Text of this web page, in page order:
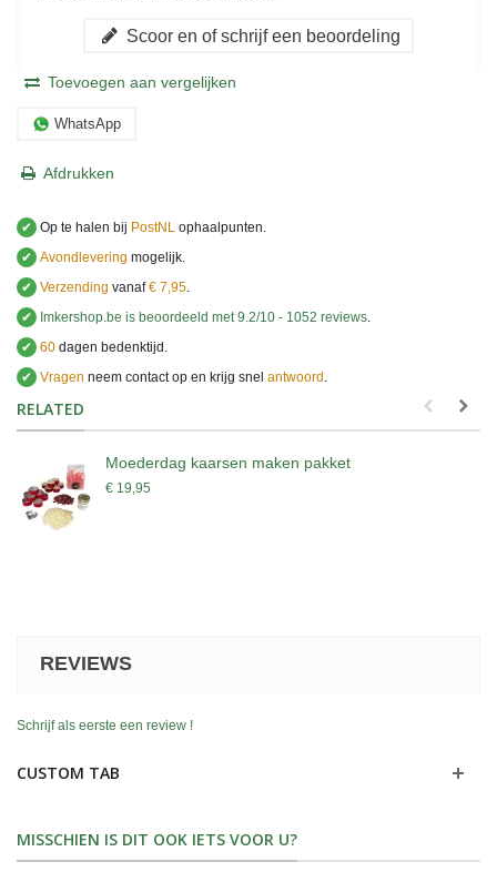
Scoor en of schrijf een beoordeling
Toevoegen aan vergelijken
WhatsApp
Afdrukken
✔ Op te halen bij PostNL ophaalpunten.
✔ Avondlevering mogelijk.
✔ Verzending vanaf€ 7,95.
✔
Imkershop.be is beoordeeld met9.2/10 - 1052 reviews.
✔ 60 dagen bedenktijd.
✔ Vragen neem contact op en krijg snel antwoord .
RELATED
Moederdag kaarsen maken pakket
€ 19,95
REVIEWS
Schrijf als eerste een review !
CUSTOM TAB
MISSCHIEN IS DIT OOK IETS VOOR U?